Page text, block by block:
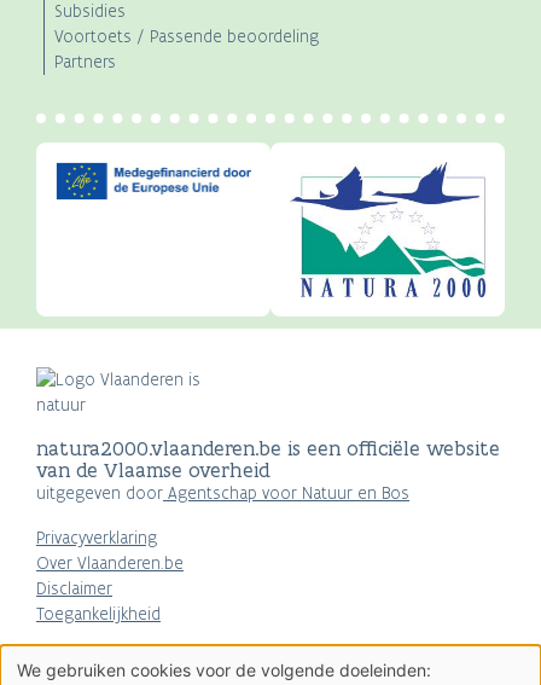
Subsidies
Voortoets / Passende beoordeling
Partners
natura2000.vlaanderen.be is een officiële website
van de Vlaamse overheid
uitgegeven door Agentschap voor Natuur en Bos
Privacyverklaring
Over Vlaanderen.be
Disclaimer
Toegankelijkheid
AGENTSCHAP
NATUUR & BOS
Gebruik
We gebruiken cookies voor de volgende doeleinden: